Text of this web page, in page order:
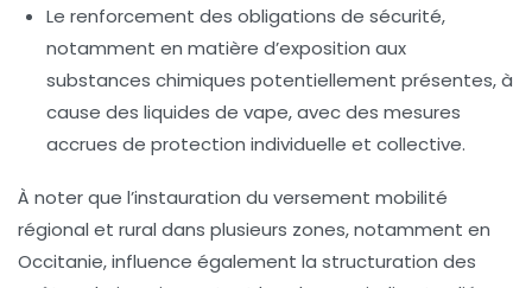
Le renforcement des obligations de sécurité,
notamment en matière d’exposition aux
substances chimiques potentiellement présentes, à
cause des liquides de vape, avec des mesures
accrues de protection individuelle et collective.
À noter que l’instauration du versement mobilité
régional et rural dans plusieurs zones, notamment en
Occitanie, influence également la structuration des